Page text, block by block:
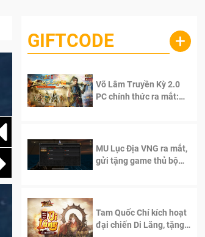
GIFTCODE +
Võ Lâm Truyền Kỳ 2.0
PC chính thức ra mắt:
MU Lục Địa VNG ra mắt,
gửi tặng game thủ bộ
Tam Quốc Chí kích hoạt
đại chiến Di Lăng, tặng